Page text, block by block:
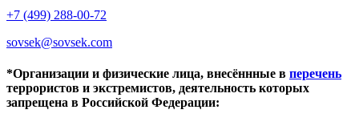
+7 (499) 288-00-72
sovsek@sovsek.com
*Организации и физические лица, внесённные в перечень
террористов и экстремистов, деятельность которых
запрещена в Российской Федерации: